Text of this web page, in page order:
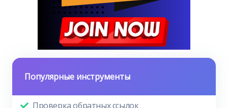
Популярные инструменты
Проверка обратных ссылок